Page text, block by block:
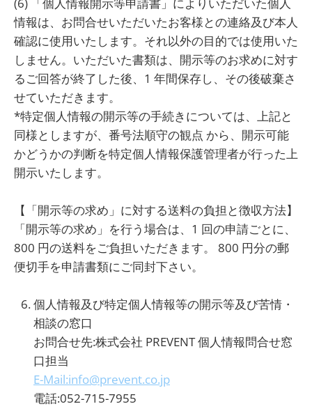
情報は、お問合せいただいたお客様との連絡及び本人
確認に使用いたします。それ以外の目的では使用いた
しません。いただいた書類は、開示等のお求めに対す
るご回答が終了した後、1 年間保存し、その後破棄さ
せていただきます。
*特定個人情報の開示等の手続きについては、上記と
同様としますが、番号法順守の観点 から、開示可能
かどうかの判断を特定個人情報保護管理者が行った上
開示いたします。
【「開示等の求め」に対する送料の負担と徴収方法】
「開示等の求め」を行う場合は、1 回の申請ごとに、
800 円の送料をご負担いただきます。 800 円分の郵
便切手を申請書類にご同封下さい。
個人情報及び特定個人情報等の開示等及び苦情・
相談の窓口
お問合せ先:株式会社 PREVENT 個人情報問合せ窓
口担当
E-Mail:info@prevent.co.jp
電話:052-715-7955